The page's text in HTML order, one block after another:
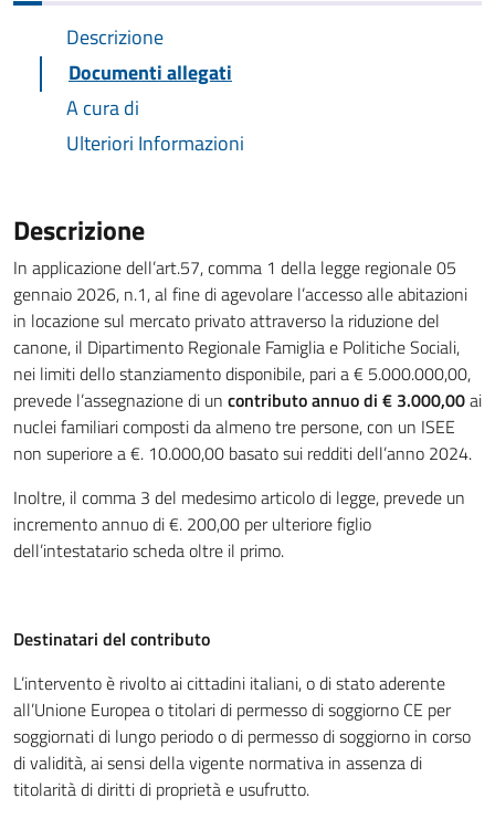
Descrizione
Documenti allegati
A cura di
Ulteriori Informazioni
Descrizione
In applicazione dell’art.57, comma 1 della legge regionale 05
gennaio 2026, n.1, al fine di agevolare l’accesso alle abitazioni
in locazione sul mercato privato attraverso la riduzione del
canone, il Dipartimento Regionale Famiglia e Politiche Sociali,
nei limiti dello stanziamento disponibile, pari a € 5.000.000,00,
prevede l’assegnazione di un contributo annuo di € 3.000,00ai
nuclei familiari composti da almeno tre persone, con un ISEE
non superiore a €. 10.000,00 basato sui redditi dell’anno 2024.
Inoltre, il comma 3 del medesimo articolo di legge, prevede un
incremento annuo di €. 200,00 per ulteriore figlio
dell’intestatario scheda oltre il primo.
Destinatari del contributo
L’intervento è rivolto ai cittadini italiani, o di stato aderente
all’Unione Europea o titolari di permesso di soggiorno CE per
soggiornati di lungo periodo o di permesso di soggiorno in corso
di validità, ai sensi della vigente normativa in assenza di
titolarità di diritti di proprietà e usufrutto.